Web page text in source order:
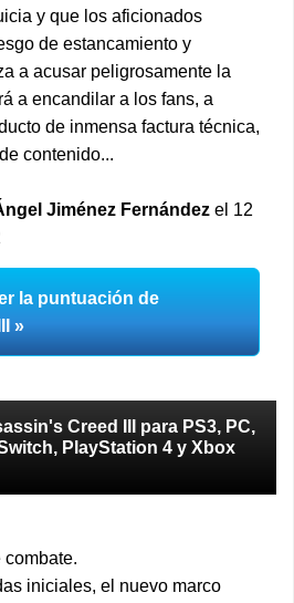
y que los aficionados
de estancamiento y
a acusar peligrosamente la
a encandilar a los fans, a
de inmensa factura técnica,
contenido...
Jiménez Fernández el 12
la puntuación de
Creed III para PS3, PC,
PlayStation 4 y Xbox
combate.
iniciales, el nuevo marco